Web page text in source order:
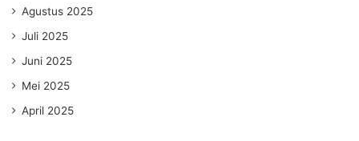
Agustus 2025
Juli 2025
Juni 2025
Mei 2025
April 2025